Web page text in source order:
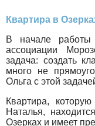
Квартира в
В начале работы
ассоциации
задача: создать
много не
Ольга с этой
Квартира,
Наталья,
Озерках и имеет